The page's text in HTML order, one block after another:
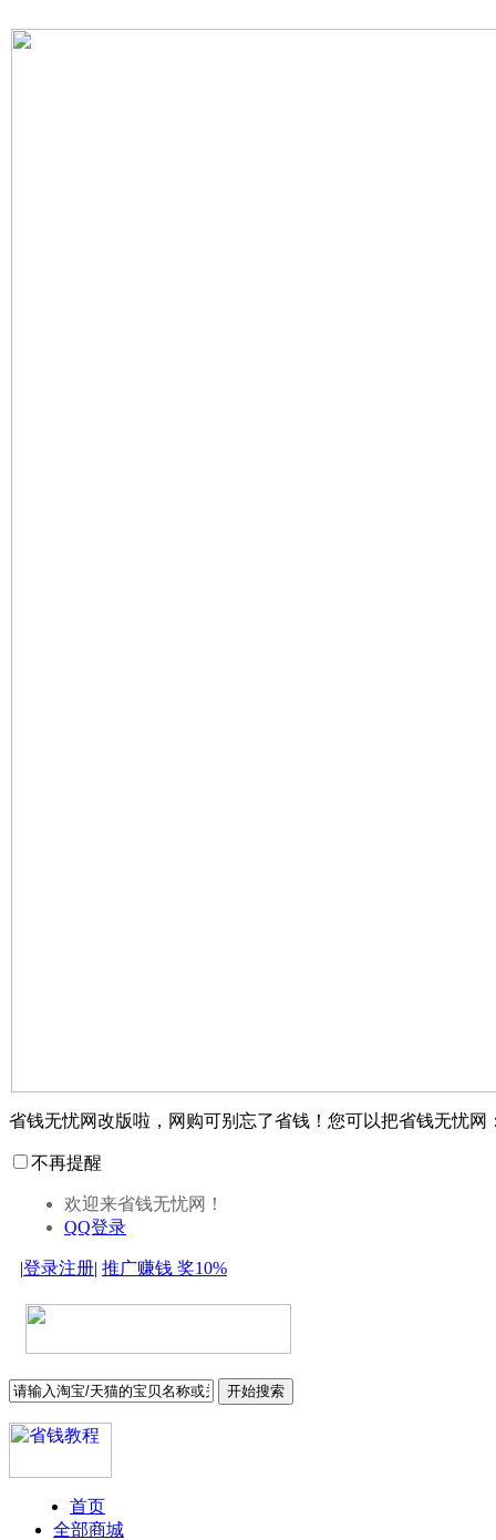
省钱无忧网改版啦，网购可别忘了省钱！您可以把省钱无忧网
不再提醒
欢迎来省钱无忧网！
QQ登录
|登录注册| 推广赚钱 奖10%
开始搜索
首页
全部商城